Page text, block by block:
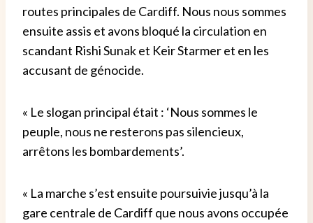
routes principales de Cardiff. Nous nous sommes
ensuite assis et avons bloqué la circulation en
scandant Rishi Sunak et Keir Starmer et en les
accusant de génocide.
« Le slogan principal était : ‘Nous sommes le
peuple, nous ne resterons pas silencieux,
arrêtons les bombardements’.
« La marche s’est ensuite poursuivie jusqu’à la
gare centrale de Cardiff que nous avons occupée